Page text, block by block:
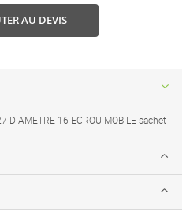
AU DEVIS
DIAMETRE 16 ECROU MOBILE sachet